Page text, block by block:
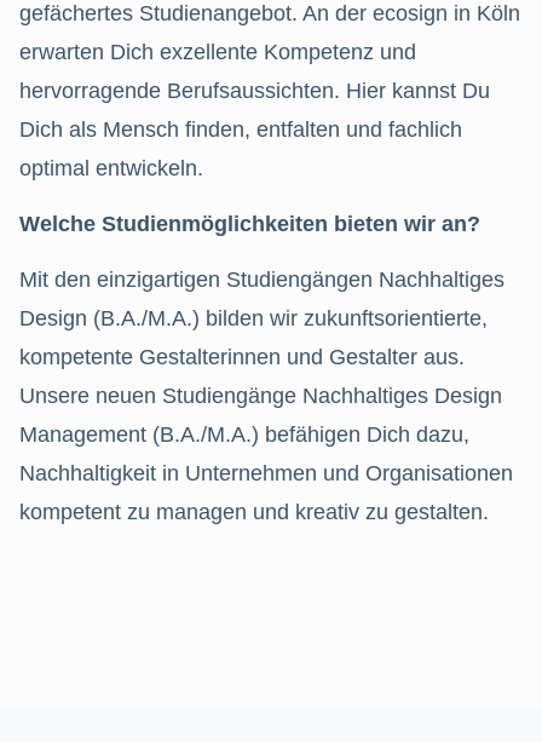
gefächertes Studienangebot. An der ecosign in Köln
erwarten Dich exzellente Kompetenz und
hervorragende Berufsaussichten. Hier kannst Du
Dich als Mensch finden, entfalten und fachlich
optimal entwickeln.
Welche Studienmöglichkeiten bieten wir an?
Mit den einzigartigen Studiengängen Nachhaltiges
Design (B.A./M.A.) bilden wir zukunftsorientierte,
kompetente Gestalterinnen und Gestalter aus.
Unsere neuen Studiengänge Nachhaltiges Design
Management (B.A./M.A.) befähigen Dich dazu,
Nachhaltigkeit in Unternehmen und Organisationen
kompetent zu managen und kreativ zu gestalten.